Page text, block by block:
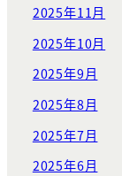
2025年11月
2025年10月
2025年9月
2025年8月
2025年7月
2025年6月